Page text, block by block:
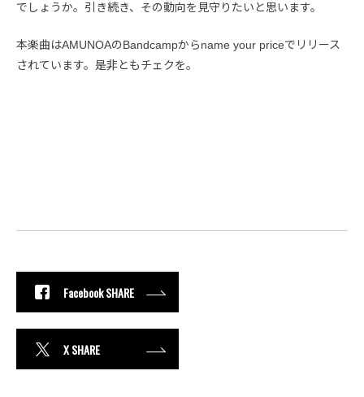
でしょうか。引き続き、その動向を見守りたいと思います。
本楽曲はAMUNOAのBandcampからname your priceでリリース
されています。是非ともチェクを。
Facebook SHARE
X SHARE